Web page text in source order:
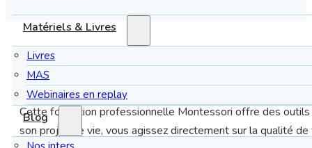
Matériels & Livres
Livres
MAS
Webinaires en replay
Blog
Pourquoi se former à la Méthode
Cette formation professionnelle Montessori offre des outils
son projet de vie, vous agissez directement sur la qualité